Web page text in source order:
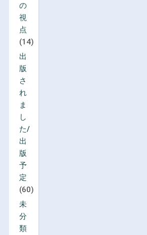
の
視
点
(14)
出
版
さ
れ
ま
し
た/
出
版
予
定
(60)
未
分
類